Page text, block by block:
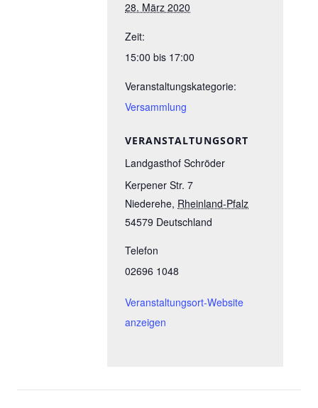
28. März 2020
Zeit:
15:00 bis 17:00
Veranstaltungskategorie:
Versammlung
VERANSTALTUNGSORT
Landgasthof Schröder
Kerpener Str. 7
Niederehe, Rheinland-Pfalz
54579 Deutschland
Telefon
02696 1048
Veranstaltungsort-Website
anzeigen